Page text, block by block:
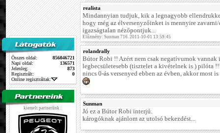
Összes oldal:
856046721
Napi oldal:
136571
Jelenleg:
873
Regisztrált:
0
Online regisztráltak:
kiemelt partnerünk :
realista
Mindannyian tudjuk, kik a legnagyobb
hogy még az élversenyzőinket is mennyire
igazságtalan nézőpontjuk...
Előzmény: Sunman 716. 2011-10-01 13:59:45
rolandrally
Bútor Robi !! Azért nem csak negatívumok vannak
legbecsületesebb (tisztelet a kivételnek is ) pilóta
nincs 0-ás versenyed ebben az évben, akkor most
Sunman
Jó ez a Bútor Robi interjú.
károgóknak ajánlom az utolsó bekezdést...